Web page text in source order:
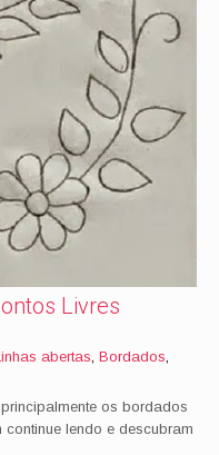
Livres
abertas Bordados
os bordados
lendo e descubram